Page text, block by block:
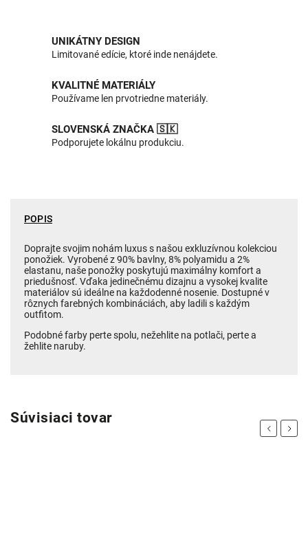
UNIKÁTNY DESIGN
Limitované edície, ktoré inde nenájdete.
KVALITNÉ MATERIÁLY
Používame len prvotriedne materiály.
SLOVENSKÁ ZNAČKA 🇸🇰
Podporujete lokálnu produkciu.
POPIS
Doprajte svojim nohám luxus s našou exkluzívnou kolekciou
ponožiek. Vyrobené z 90% bavlny, 8% polyamidu a 2%
elastanu, naše ponožky poskytujú maximálny komfort a
priedušnosť. Vďaka jedinečnému dizajnu a vysokej kvalite
materiálov sú ideálne na každodenné nosenie. Dostupné v
rôznych farebných kombináciách, aby ladili s každým
outfitom.
Podobné farby perte spolu, nežehlite na potlači, perte a
žehlite naruby.
Súvisiaci tovar
PreviousNext